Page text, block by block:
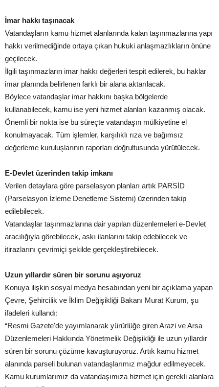
İmar hakkı taşınacak
Vatandaşların kamu hizmet alanlarında kalan taşınmazlarına yapı
hakkı verilmediğinde ortaya çıkan hukuki anlaşmazlıkların önüne
geçilecek.
İlgili taşınmazların imar hakkı değerleri tespit edilerek, bu haklar
imar planında belirlenen farklı bir alana aktarılacak.
Böylece vatandaşlar imar hakkını başka bölgelerde
kullanabilecek, kamu ise yeni hizmet alanları kazanmış olacak.
Önemli bir nokta ise bu süreçte vatandaşın mülkiyetine el
konulmayacak. Tüm işlemler, karşılıklı rıza ve bağımsız
değerleme kuruluşlarının raporları doğrultusunda yürütülecek.
E-Devlet üzerinden takip imkanı
Verilen detaylara göre parselasyon planları artık PARSİD
(Parselasyon İzleme Denetleme Sistemi) üzerinden takip
edilebilecek.
Vatandaşlar taşınmazlarına dair yapılan düzenlemeleri e-Devlet
aracılığıyla görebilecek, askı ilanlarını takip edebilecek ve
itirazlarını çevrimiçi şekilde gerçekleştirebilecek.
Uzun yıllardır süren bir sorunu aşıyoruz
Konuya ilişkin sosyal medya hesabından yeni bir açıklama yapan
Çevre, Şehircilik ve İklim Değişikliği Bakanı Murat Kurum, şu
ifadeleri kullandı:
“Resmi Gazete'de yayımlanarak yürürlüğe giren Arazi ve Arsa
Düzenlemeleri Hakkında Yönetmelik Değişikliği ile uzun yıllardır
süren bir sorunu çözüme kavuşturuyoruz. Artık kamu hizmet
alanında parseli bulunan vatandaşlarımız mağdur edilmeyecek.
Kamu kurumlarımız da vatandaşımıza hizmet için gerekli alanlara